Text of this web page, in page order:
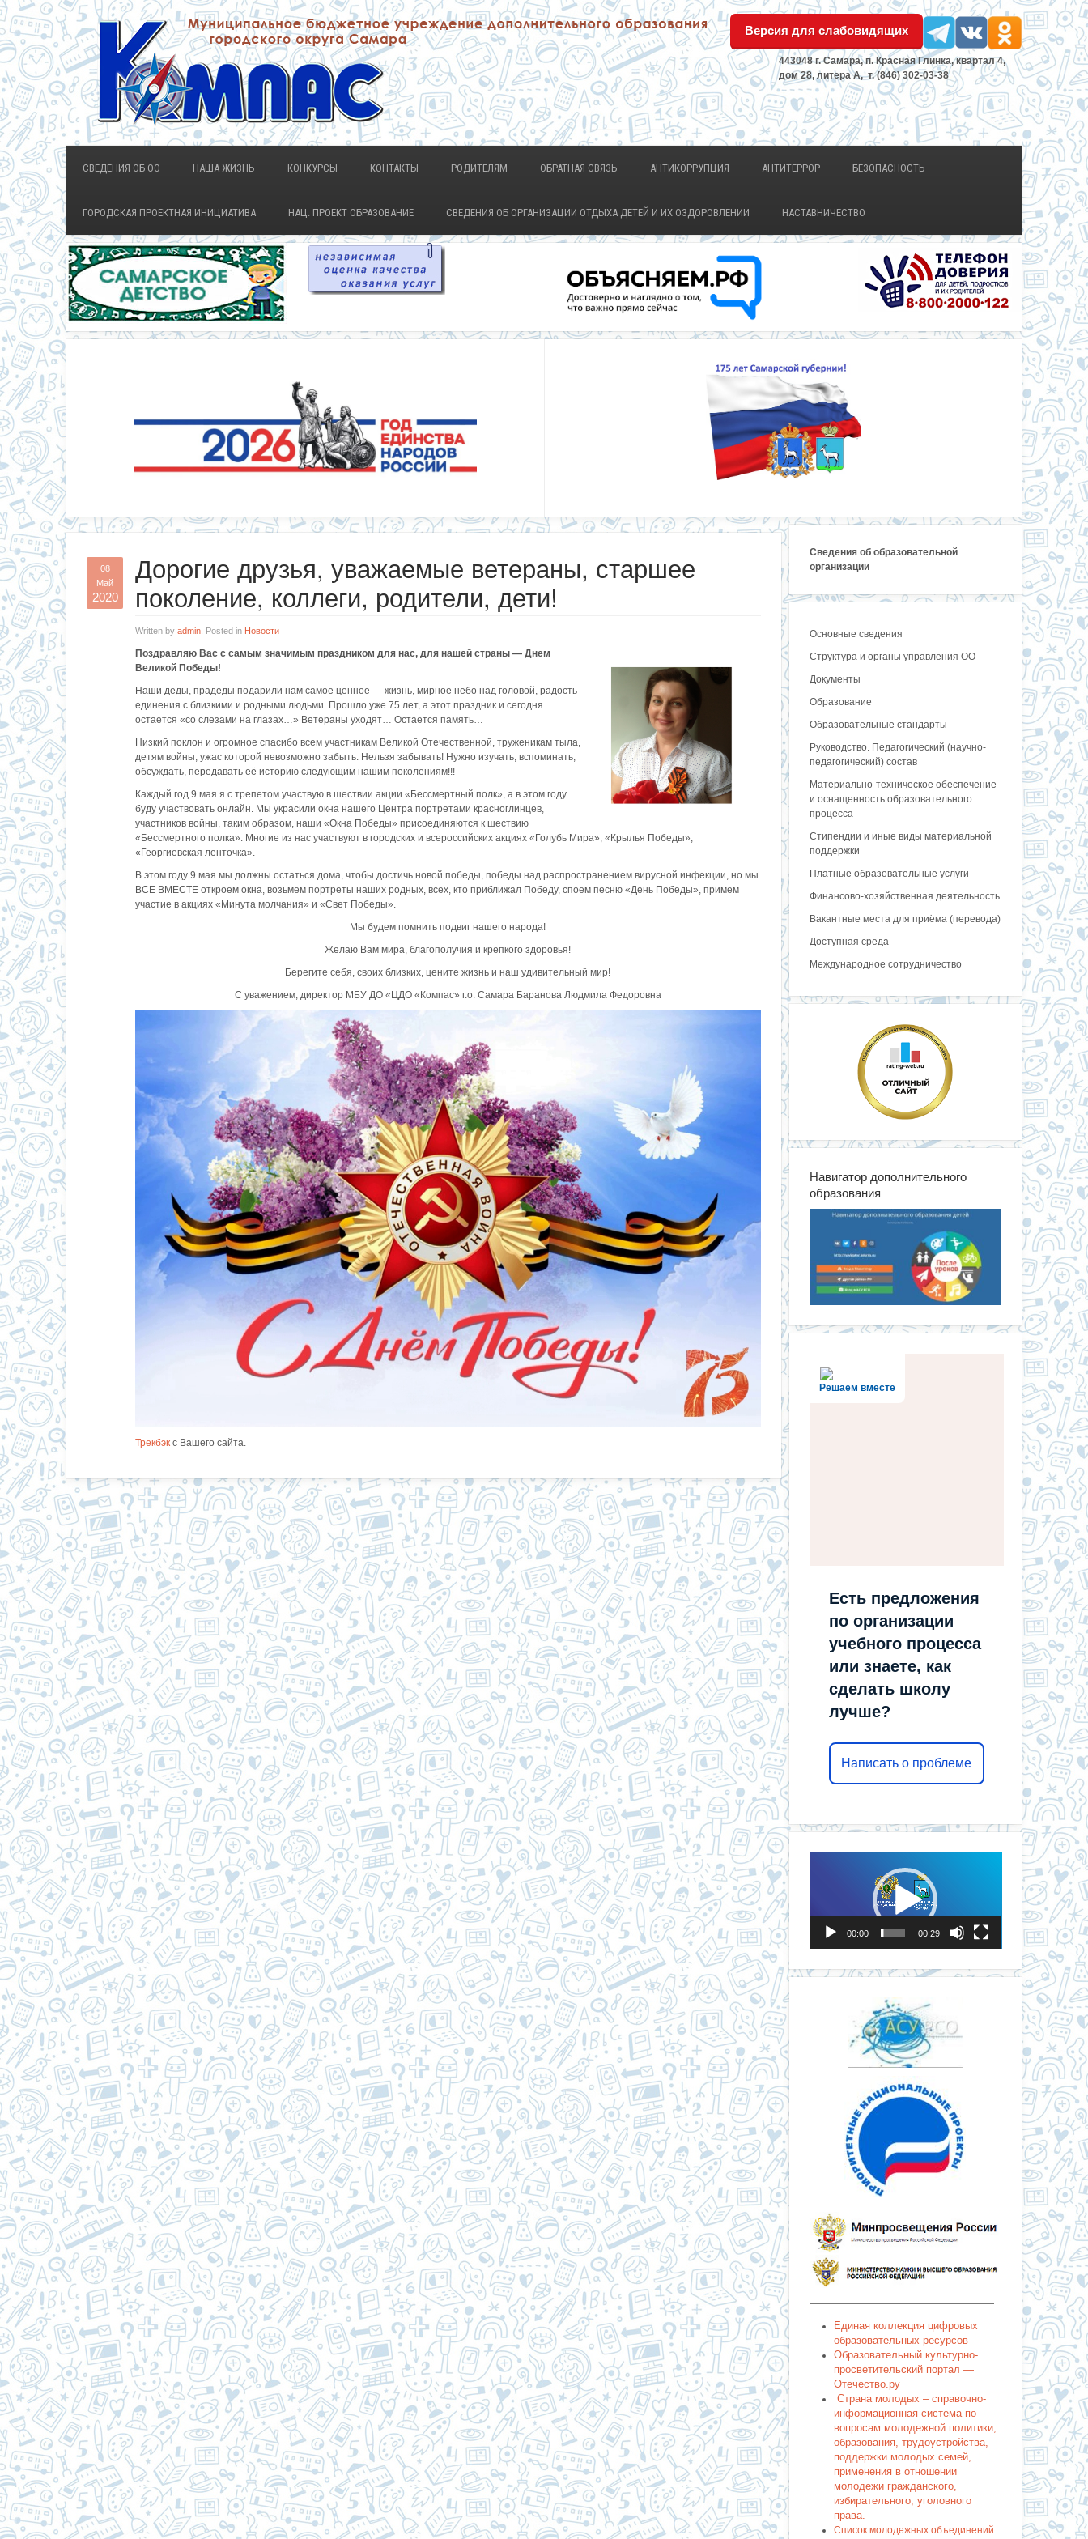
Версия для слабовидящих
443048 г. Самара, п. Красная Глинка, квартал 4,
дом 28, литера А, т. (846) 302-03-38
СВЕДЕНИЯ ОБ ОО НАША ЖИЗНЬ КОНКУРСЫ КОНТАКТЫ РОДИТЕЛЯМ ОБРАТНАЯ СВЯЗЬ АНТИКОРРУПЦИЯ АНТИТЕРРОР БЕЗОПАСНОСТЬ
ГОРОДСКАЯ ПРОЕКТНАЯ ИНИЦИАТИВА НАЦ. ПРОЕКТ ОБРАЗОВАНИЕ СВЕДЕНИЯ ОБ ОРГАНИЗАЦИИ ОТДЫХА ДЕТЕЙ И ИХ ОЗДОРОВЛЕНИИ НАСТАВНИЧЕСТВО
08
Май
2020
Дорогие друзья, уважаемые ветераны, старшее
поколение, коллеги, родители, дети!
Written by admin . Posted in Новости
Поздравляю Вас с самым значимым праздником для нас, для нашей страны — Днем
Великой Победы!
Наши деды, прадеды подарили нам самое ценное — жизнь, мирное небо над головой, радость
единения с близкими и родными людьми. Прошло уже 75 лет, а этот праздник и сегодня
остается «со слезами на глазах…» Ветераны уходят… Остается память…
Низкий поклон и огромное спасибо всем участникам Великой Отечественной, труженикам тыла,
детям войны, ужас которой невозможно забыть. Нельзя забывать! Нужно изучать, вспоминать,
обсуждать, передавать её историю следующим нашим поколениям!!!
Каждый год 9 мая я с трепетом участвую в шествии акции «Бессмертный полк», а в этом году
буду участвовать онлайн. Мы украсили окна нашего Центра портретами красноглинцев,
участников войны, таким образом, наши «Окна Победы» присоединяются к шествию
«Бессмертного полка». Многие из нас участвуют в городских и всероссийских акциях «Голубь Мира», «Крылья Победы»,
«Георгиевская ленточка».
В этом году 9 мая мы должны остаться дома, чтобы достичь новой победы, победы над распространением вирусной инфекции, но мы
ВСЕ ВМЕСТЕ откроем окна, возьмем портреты наших родных, всех, кто приближал Победу, споем песню «День Победы», примем
участие в акциях «Минута молчания» и «Свет Победы».
Мы будем помнить подвиг нашего народа!
Желаю Вам мира, благополучия и крепкого здоровья!
Берегите себя, своих близких, цените жизнь и наш удивительный мир!
С уважением, директор МБУ ДО «ЦДО «Компас» г.о. Самара Баранова Людмила Федоровна
Трекбэк с Вашего сайта.
Сведения об образовательной
организации
Основные сведения
Структура и органы управления ОО
Документы
Образование
Образовательные стандарты
Руководство. Педагогический (научно-
педагогический) состав
Материально-техническое обеспечение
и оснащенность образовательного
процесса
Стипендии и иные виды материальной
поддержки
Платные образовательные услуги
Финансово-хозяйственная деятельность
Вакантные места для приёма (перевода)
Доступная среда
Международное сотрудничество
Навигатор дополнительного
образования
Решаем вместе
Есть предложения
по организации
учебного процесса
или знаете, как
сделать школу
лучше?
Написать о проблеме
00:00 00:29
———————————————————
Единая коллекция цифровых
образовательных ресурсов
Образовательный культурно-
просветительский портал —
Отечество.ру
Страна молодых – справочно-
информационная система по
вопросам молодежной политики,
образования, трудоустройства,
поддержки молодых семей,
применения в отношении
молодежи гражданского,
избирательного, уголовного
права.
Список молодежных объединений